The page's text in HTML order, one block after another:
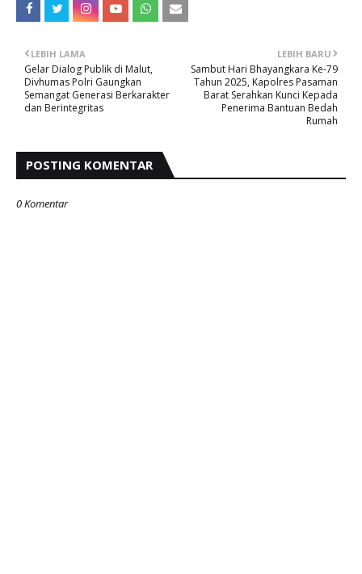
LEBIH BARU
Sambut Hari Bhayangkara Ke-79
Tahun 2025, Kapolres Pasaman
Barat Serahkan Kunci Kepada
Penerima Bantuan Bedah
Rumah
LEBIH LAMA
Gelar Dialog Publik di Malut,
Divhumas Polri Gaungkan
Semangat Generasi Berkarakter
dan Berintegritas
POSTING KOMENTAR
0 Komentar